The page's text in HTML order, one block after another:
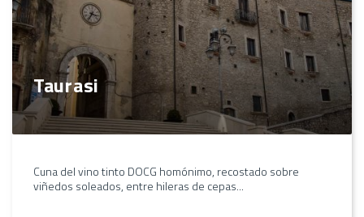
Taurasi
Cuna del vino tinto DOCG homónimo, recostado sobre
viñedos soleados, entre hileras de cepas...